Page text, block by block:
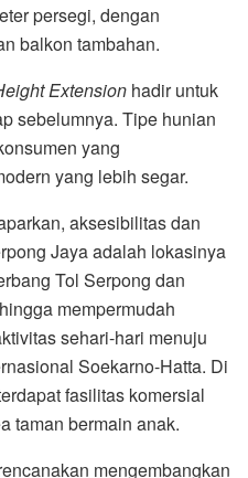
persegi, dengan
balkon tambahan.
Extension hadir untuk
sebelumnya. Tipe hunian
yang
yang lebih segar.
aksesibilitas dan
Jaya adalah lokasinya
Tol Serpong dan
mempermudah
sehari-hari menuju
Soekarno-Hatta. Di
fasilitas komersial
taman bermain anak.
mengembangkan